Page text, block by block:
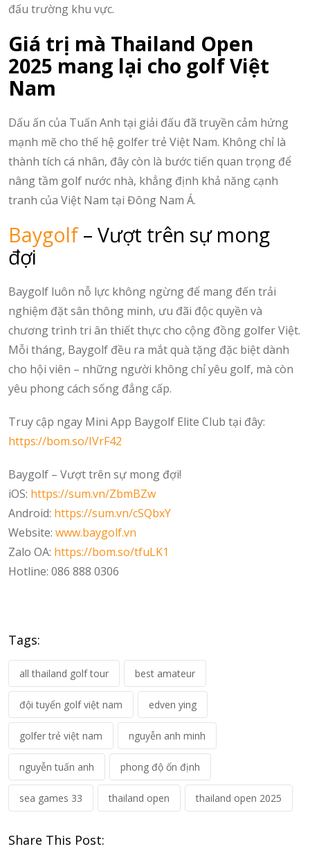
đấu trường khu vực.
Giá trị mà Thailand Open
2025 mang lại cho golf Việt
Nam
Dấu ấn của Tuấn Anh tại giải đấu đã truyền cảm hứng
mạnh mẽ cho thế hệ golfer trẻ Việt Nam. Không chỉ là
thành tích cá nhân, đây còn là bước tiến quan trọng để
nâng tầm golf nước nhà, khẳng định khả năng cạnh
tranh của Việt Nam tại Đông Nam Á.
Baygolf– Vượt trên sự mong
đợi
Baygolf luôn nỗ lực không ngừng để mang đến trải
nghiệm đặt sân thông minh, ưu đãi độc quyền và
chương trình tri ân thiết thực cho cộng đồng golfer Việt.
Mỗi tháng, Baygolf đều ra mắt quà tặng đặc biệt dành
cho hội viên – những người không chỉ yêu golf, mà còn
yêu phong cách sống đẳng cấp.
Truy cập ngay Mini App Baygolf Elite Club tại đây:
https://bom.so/IVrF42
Baygolf – Vượt trên sự mong đợi!
iOS: https://sum.vn/ZbmBZw
Android: https://sum.vn/cSQbxY
Website: www.baygolf.vn
Zalo OA: https://bom.so/tfuLK1
Hotline: 086 888 0306
Tags:
all thailand golf tour best amateur
đội tuyển golf việt nam edven ying
golfer trẻ việt nam nguyễn anh minh
nguyễn tuấn anh phong độ ổn định
sea games 33 thailand open thailand open 2025
Share This Post: